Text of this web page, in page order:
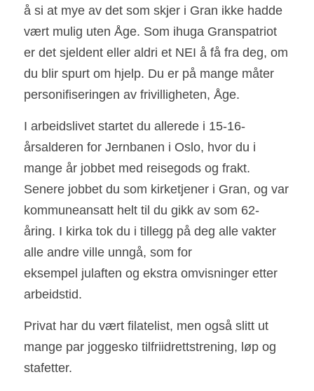
å si at mye av det som skjer i Gran ikke hadde
vært mulig uten Åge. Som ihuga Granspatriot
er det sjeldent eller aldri et NEI å få fra deg, om
du blir spurt om hjelp. Du er på mange måter
personifiseringen av frivilligheten, Åge.
I arbeidslivet startet du allerede i 15-16-
årsalderen for Jernbanen i Oslo, hvor du i
mange år jobbet med reisegods og frakt.
Senere jobbet du som kirketjener i Gran, og var
kommuneansatt helt til du gikk av som 62-
åring. I kirka tok du i tillegg på deg alle vakter
alle andre ville unngå, som for
eksempel julaften og ekstra omvisninger etter
arbeidstid.
Privat har du vært filatelist, men også slitt ut
mange par joggesko tilfriidrettstrening, løp og
stafetter.